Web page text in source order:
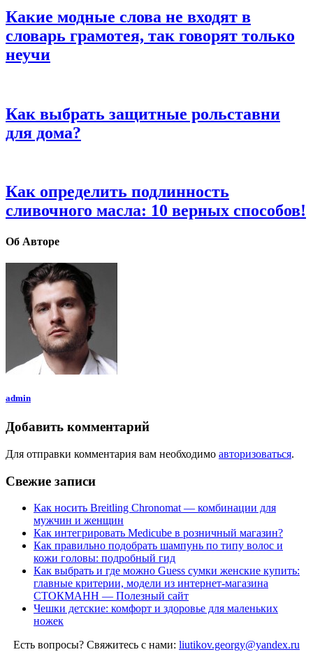
Какие модные слова не входят в
словарь грамотея, так говорят только
неучи
Как выбрать защитные рольставни
для дома?
Как определить подлинность
сливочного масла: 10 верных способов!
Об Авторе
admin
Добавить комментарий
Для отправки комментария вам необходимо авторизоваться.
Свежие записи
Как носить Breitling Chronomat — комбинации для
мужчин и женщин
Как интегрировать Medicube в розничный магазин?
Как правильно подобрать шампунь по типу волос и
кожи головы: подробный гид
Как выбрать и где можно Guess сумки женские купить:
главные критерии, модели из интернет-магазина
СТОКМАНН — Полезный сайт
Чешки детские: комфорт и здоровье для маленьких
ножек
Есть вопросы? Свяжитесь с нами: liutikov.georgy@yandex.ru